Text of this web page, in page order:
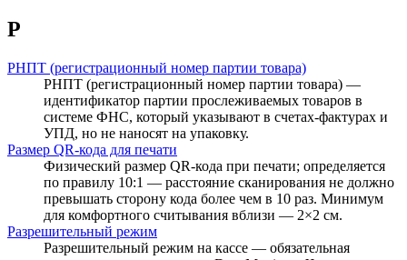
Р
РНПТ (регистрационный номер партии товара)
РНПТ (регистрационный номер партии товара) —
идентификатор партии прослеживаемых товаров в
системе ФНС, который указывают в счетах-фактурах и
УПД, но не наносят на упаковку.
Размер QR-кода для печати
Физический размер QR-кода при печати; определяется
по правилу 10:1 — расстояние сканирования не должно
превышать сторону кода более чем в 10 раз. Минимум
для комфортного считывания вблизи — 2×2 см.
Разрешительный режим
Разрешительный режим на кассе — обязательная